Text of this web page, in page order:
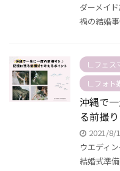
ダーメイ
禍の結婚
∟フェス
∟フォト
沖縄で
る前撮
2021/8/
ウエディ
結婚式準備